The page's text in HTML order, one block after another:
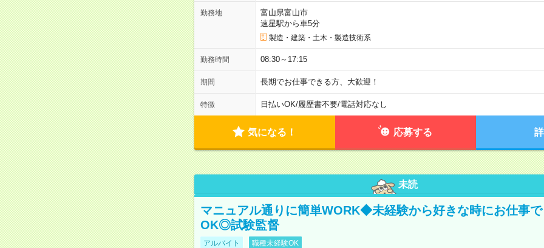
勤務地
富山県富山市
速星駅から車5分
製造・建築・土木・製造技術系
勤務時間 08:30～17:15
期間 長期でお仕事できる方、大歓迎！
特徴 日払いOK/履歴書不要/電話対応なし
気になる！ 応募する
未読
マニュアル通りに簡単WORK◆未経験から好きな時にお仕事
OK◎試験監督
アルバイト 職種未経験OK